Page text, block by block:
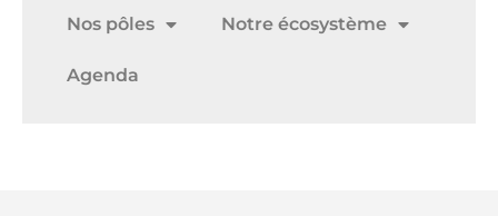
Nos pôles Notre écosystème
Agenda